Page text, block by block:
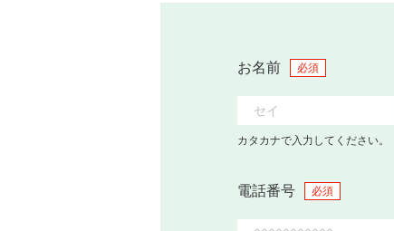
お名前 必須
カタカナで入力してください。
電話番号 必須